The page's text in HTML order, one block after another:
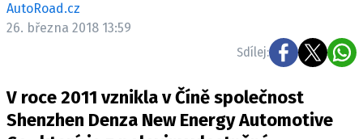
OSTATNÍ
TISKOVKY
ROZHOVORY
AutoRoad.cz
26. března 2018 13:59
Sdílej:
V roce 2011 vznikla v Číně společnost
Shenzhen Denza New Energy Automotive